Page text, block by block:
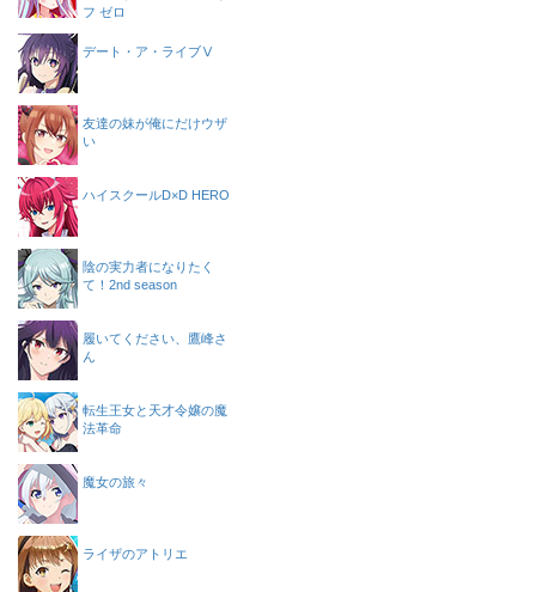
フ ゼロ
デート・ア・ライブⅤ
友達の妹が俺にだけウザ
い
ハイスクールD×D HERO
陰の実力者になりたく
て！2nd season
履いてください、鷹峰さ
ん
転生王女と天才令嬢の魔
法革命
魔女の旅々
ライザのアトリエ